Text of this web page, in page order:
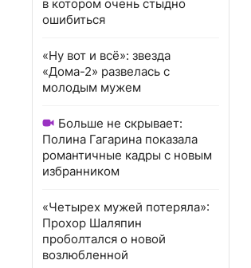
в котором очень стыдно
ошибиться
«Ну вот и всё»: звезда
«Дома-2» развелась с
молодым мужем
Больше не скрывает:
Полина Гагарина показала
романтичные кадры с новым
избранником
«Четырех мужей потеряла»:
Прохор Шаляпин
проболтался о новой
возлюбленной